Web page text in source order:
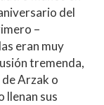
del
–
eran muy
tremenda,
Arzak o
llenan sus